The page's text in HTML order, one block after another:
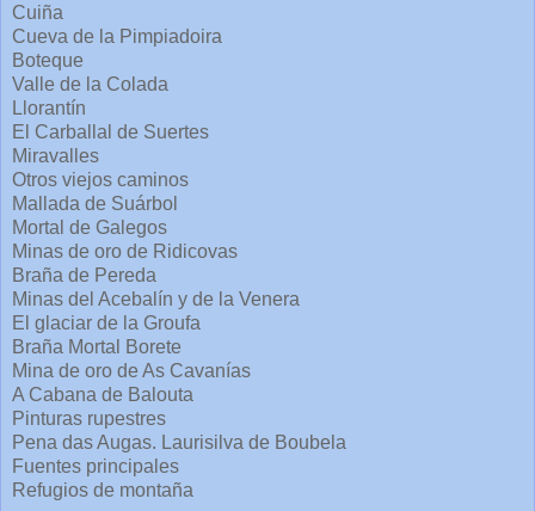
Cuiña
Cueva de la Pimpiadoira
Boteque
Valle de la Colada
Llorantín
El Carballal de Suertes
Miravalles
Otros viejos caminos
Mallada de Suárbol
Mortal de Galegos
Minas de oro de Ridicovas
Braña de Pereda
Minas del Acebalín y de la Venera
El glaciar de la Groufa
Braña Mortal Borete
Mina de oro de As Cavanías
A Cabana de Balouta
Pinturas rupestres
Pena das Augas. Laurisilva de Boubela
Fuentes principales
Refugios de montaña